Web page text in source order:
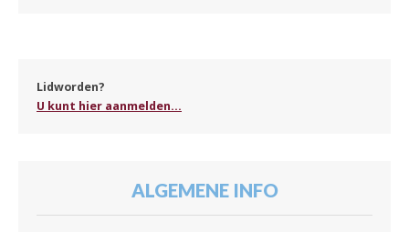
Lidworden?
U kunt hier aanmelden...
ALGEMENE INFO